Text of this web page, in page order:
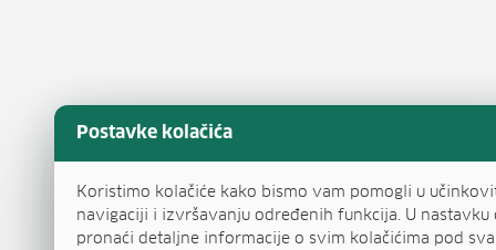
Postavke kolačića
Koristimo kolačiće kako bismo vam pomogli u
navigaciji i izvršavanju određenih funkcija. U nastavku
pronaći detaljne informacije o svim kolačićima pod